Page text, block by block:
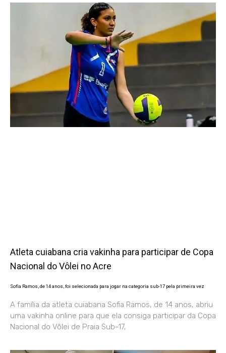
Atleta cuiabana cria vakinha para participar de Copa
Nacional do Vôlei no Acre
Sofia Ramos, de 14 anos, foi selecionada para jogar na categoria sub-17 pela primeira vez
A família da atleta cuiabana Sofia Ramos, de 14 anos, abriu
uma vakinha online para que ela consiga participar da Copa
Nacional do Vôlei de Praia Sub-17,